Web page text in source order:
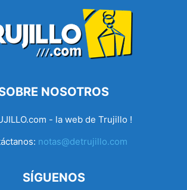
NOSOTROS
- la web de Trujillo !
notas@detrujillo.com
SÍGUENOS